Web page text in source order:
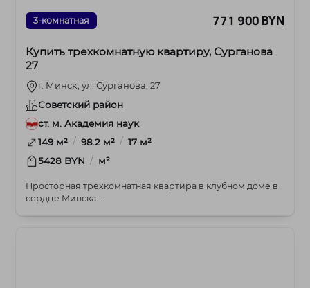
3-комнатная 771 900 BYN
Купить трехкомнатную квартиру, Сурганова
27
г. Минск, ул. Сурганова, 27
Советский район
ст. м. Академия наук
149 м² / 98.2 м² / 17 м²
5428 BYN / м²
Просторная трехкомнатная квартира в клубном доме в
сердце Минска ...